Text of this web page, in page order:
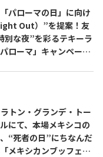
パローマの日」に向け
Out）”を提案！友
別な夜”を彩るテキーラ
ローマ」キャンペーン
トン・グランデ・トー
にて、本場メキシコの
“死者の日”にちなんだ
メキシカンブッフェ」